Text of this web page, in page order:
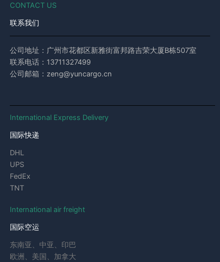
CONTACT US
联系我们
公司地址：广州市花都区新雅街富邦路吉荣大厦B栋507室
联系电话：13711327499
公司邮箱：zeng@yuncargo.cn
International Express Delivery
国际快递
DHL
UPS
FedEx
TNT
International air freight
国际空运
东南亚、中亚、印巴
欧洲、美国、加拿大